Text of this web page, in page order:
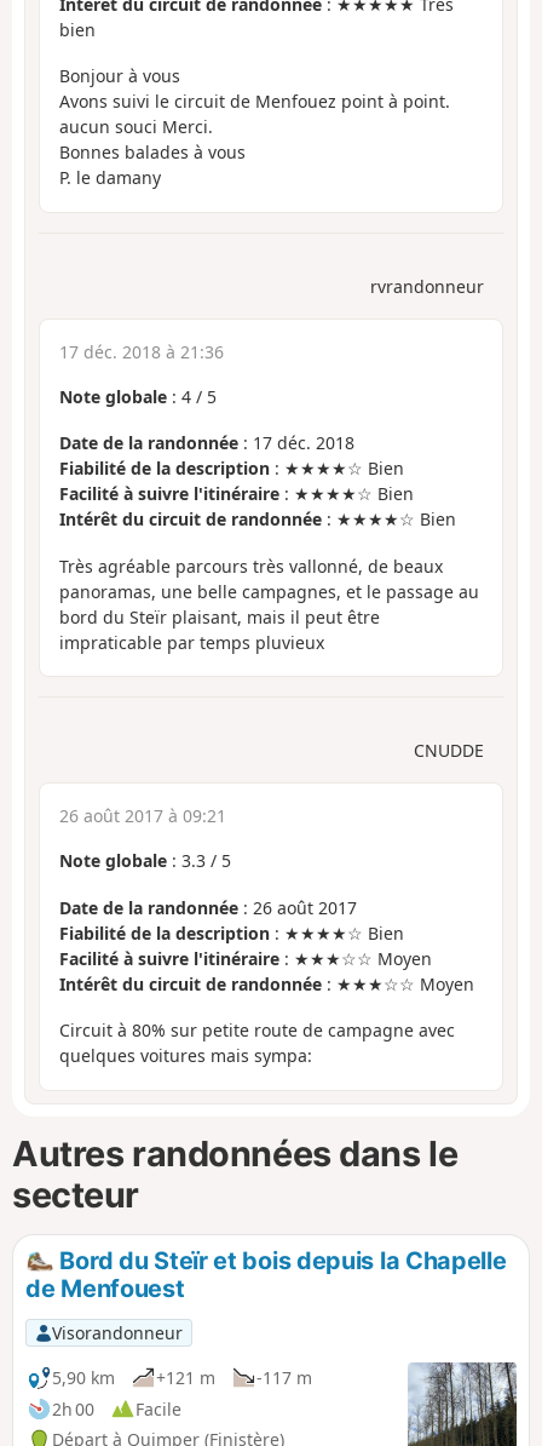
bien
Bonjour à vous
Avons suivi le circuit de Menfouez point à point.
aucun souci Merci.
Bonnes balades à vous
P. le damany
rvrandonneur
17 déc. 2018 à 21:36
Note globale : 4 / 5
Date de la randonnée : 17 déc. 2018
Fiabilité de la description : ★★★★☆ Bien
Facilité à suivre l'itinéraire : ★★★★☆ Bien
Intérêt du circuit de randonnée : ★★★★☆ Bien
Très agréable parcours très vallonné, de beaux
panoramas, une belle campagnes, et le passage au
bord du Steïr plaisant, mais il peut être
impraticable par temps pluvieux
CNUDDE
26 août 2017 à 09:21
Note globale : 3.3 / 5
Date de la randonnée : 26 août 2017
Fiabilité de la description : ★★★★☆ Bien
Facilité à suivre l'itinéraire : ★★★☆☆ Moyen
Intérêt du circuit de randonnée : ★★★☆☆ Moyen
Circuit à 80% sur petite route de campagne avec
quelques voitures mais sympa:
Autres randonnées dans le
secteur
Bord du Steïr et bois depuis la Chapelle
de Menfouest
Visorandonneur
5,90 km
+121 m
-117 m
2h 00
Facile
Départ à Quimper (Finistère)